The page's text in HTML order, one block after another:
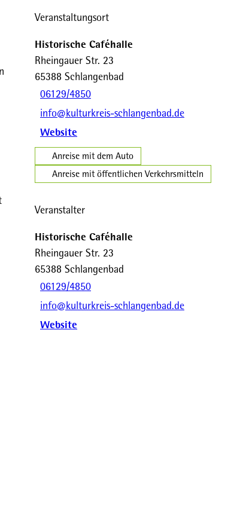
Veranstaltungsort
Historische Caféhalle
Rheingauer Str. 23
65388 Schlangenbad
06129/4850
info@kulturkreis-schlangenbad.de
Website
Anreise mit dem Auto
Anreise mit öffentlichen Verkehrsmitteln
Veranstalter
Historische Caféhalle
Rheingauer Str. 23
65388 Schlangenbad
06129/4850
info@kulturkreis-schlangenbad.de
Website